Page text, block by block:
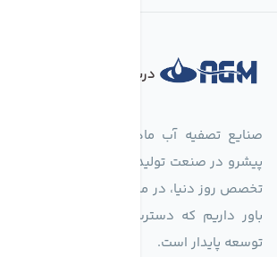
درباره فروشگاه
پیشرو در صنعت تولید تجهیزات تصفیه آب، با
تخصص روز دنیا، در مسیر تأمین آب سالم و
باور داریم که دسترسی به آب پاک، یک حق
توسعه پایدار است.